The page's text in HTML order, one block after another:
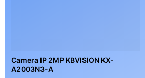
Camera IP 2MP KBVISION KX-
A2003N3-A